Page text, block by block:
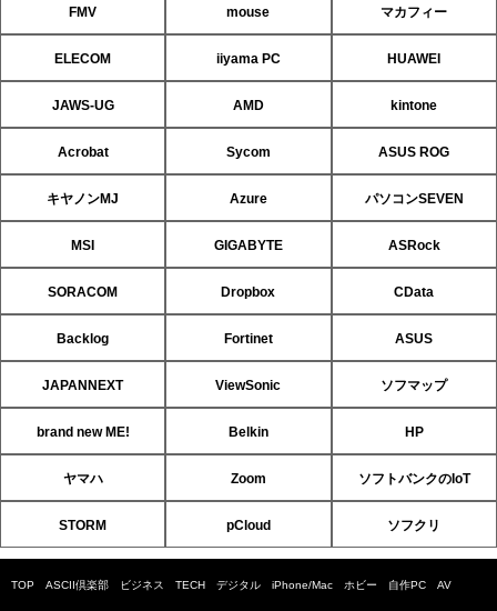
FMV mouse マカフィー
ELECOM iiyama PC HUAWEI
JAWS-UG AMD kintone
Acrobat Sycom ASUS ROG
キヤノンMJ Azure パソコンSEVEN
MSI GIGABYTE ASRock
SORACOM Dropbox CData
Backlog Fortinet ASUS
JAPANNEXT ViewSonic ソフマップ
brand new ME! Belkin HP
ヤマハ Zoom ソフトバンクのIoT
STORM pCloud ソフクリ
TOP ASCII倶楽部 ビジネス TECH デジタル iPhone/Mac ホビー 自作PC AV